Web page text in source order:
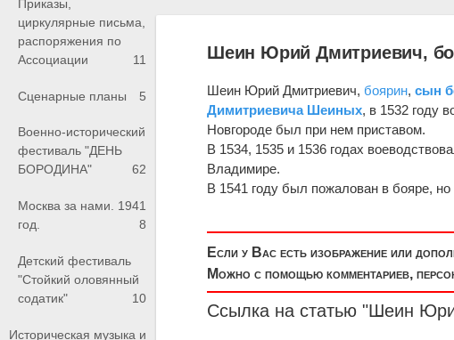
Приказы,
циркулярные письма,
распоряжения по
Ассоциации
11
Сценарные планы 5
Военно-исторический
фестиваль "ДЕНЬ
БОРОДИНА"
62
Москва за нами. 1941
год.
8
Детский фестиваль
"Стойкий оловянный
содатик"
10
Историческая музыка и
Шеин Юрий Дмитриевич,
Шеин Юрий Дмитриевич, боярин,сын
Димитриевича Шеиных, в 1532 году
Новгороде был при нем приставом.
В 1534, 1535 и 1536 годах
Владимире.
В 1541 году был пожалован в бояре, но
Если у Вас есть изображение или
Можно с помощью комментариев,
Ссылка на статью "Шеин